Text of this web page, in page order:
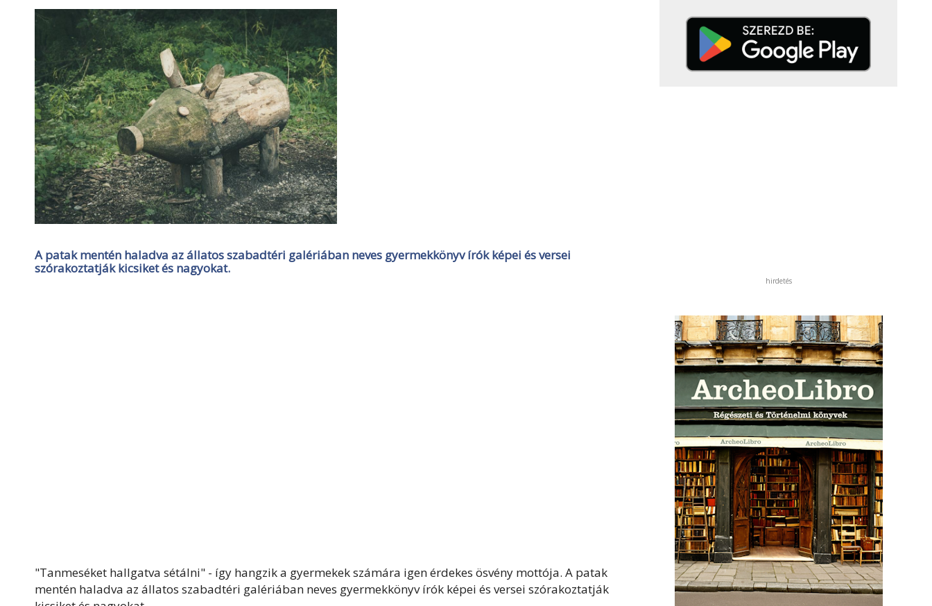
A patak mentén haladva az állatos szabadtéri galériában neves gyermekkönyv írók képei és versei
szórakoztatják kicsiket és nagyokat.
"Tanmeséket hallgatva sétálni" - így hangzik a gyermekek számára igen érdekes ösvény mottója. A patak
mentén haladva az állatos szabadtéri galériában neves gyermekkönyv írók képei és versei szórakoztatják
hirdetés